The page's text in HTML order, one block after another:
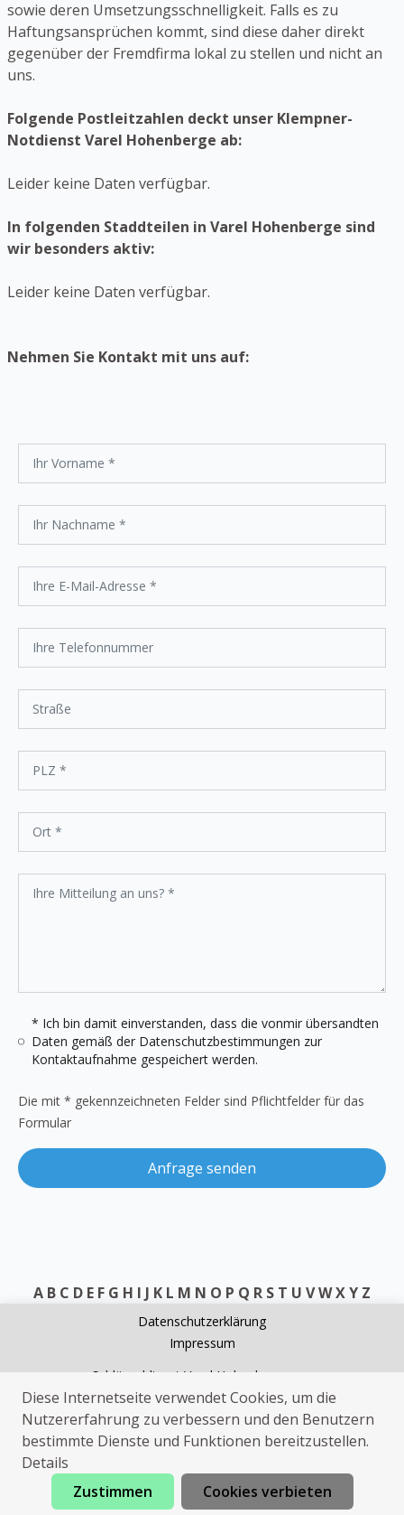
sowie deren Umsetzungsschnelligkeit. Falls es zu
Haftungsansprüchen kommt, sind diese daher direkt
gegenüber der Fremdfirma lokal zu stellen und nicht an
uns.
Folgende Postleitzahlen deckt unser Klempner-
Notdienst Varel Hohenberge ab:
Leider keine Daten verfügbar.
In folgenden Staddteilen in Varel Hohenberge sind
wir besonders aktiv:
Leider keine Daten verfügbar.
Nehmen Sie Kontakt mit uns auf:
* Ich bin damit einverstanden, dass die vonmir übersandten
Daten gemäß der Datenschutzbestimmungen zur
Kontaktaufnahme gespeichert werden.
Die mit * gekennzeichneten Felder sind Pflichtfelder für das
Formular
Anfrage senden
A B C D E F G H I J K L M N O P Q R S T U VWXY Z
Datenschutzerklärung
Impressum
Schlüsseldienst Varel Hohenberge
Rohrreinigung Varel Hohenberge
Heizungsnotdienst Varel Hohenberge
Sanitärhilfe Varel Hohenberge
Jetzt anrufen
Diese Internetseite verwendet Cookies, um die
Nutzererfahrung zu verbessern und den Benutzern
bestimmte Dienste und Funktionen bereitzustellen.
Details
Zustimmen
Cookies verbieten